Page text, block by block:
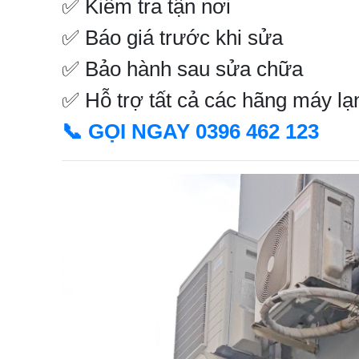
✅ Kiểm tra tận nơi
✅ Báo giá trước khi sửa
✅ Bảo hành sau sửa chữa
✅ Hỗ trợ tất cả các hãng máy
📞 GỌI NGAY 0396 462 123